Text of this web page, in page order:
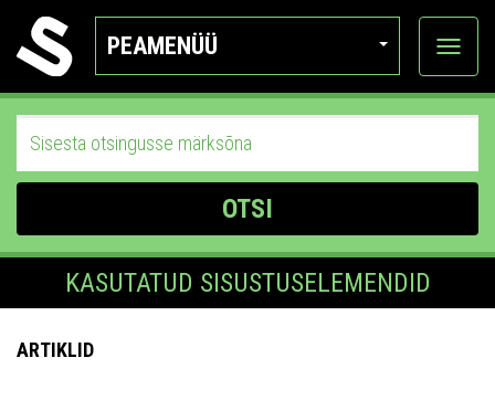
PEAMENÜÜ
Ava
OTSI
KASUTATUD SISUSTUSELEMENDID
ARTIKLID